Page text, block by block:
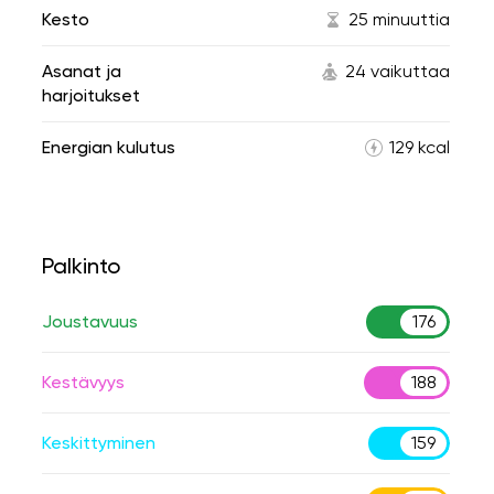
Kesto 25 minuuttia
Asanat ja
harjoitukset
24 vaikuttaa
Energian kulutus 129 kcal
Palkinto
Joustavuus 176
Kestävyys 188
Keskittyminen 159